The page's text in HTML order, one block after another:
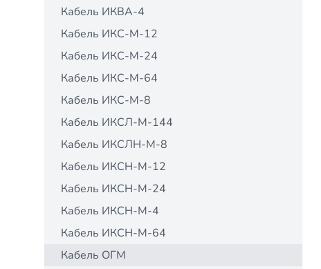
Кабель ИКВА-4
Кабель ИКС-М-12
Кабель ИКС-М-24
Кабель ИКС-М-64
Кабель ИКС-М-8
Кабель ИКСЛ-М-144
Кабель ИКСЛН-М-8
Кабель ИКСН-М-12
Кабель ИКСН-М-24
Кабель ИКСН-М-4
Кабель ИКСН-М-64
Кабель ОГМ